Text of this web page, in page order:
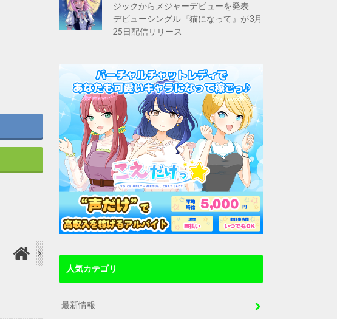
ジックからメジャーデビューを発表
デビューシングル『猫になって』が3月
25日配信リリース
人気カテゴリ
最新情報